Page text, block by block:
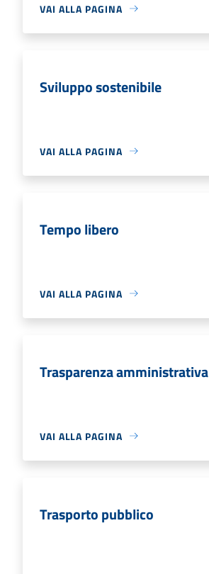
VAI ALLA PAGINA
Sviluppo sostenibile
VAI ALLA PAGINA
Tempo libero
VAI ALLA PAGINA
Trasparenza amministrativa
VAI ALLA PAGINA
Trasporto pubblico